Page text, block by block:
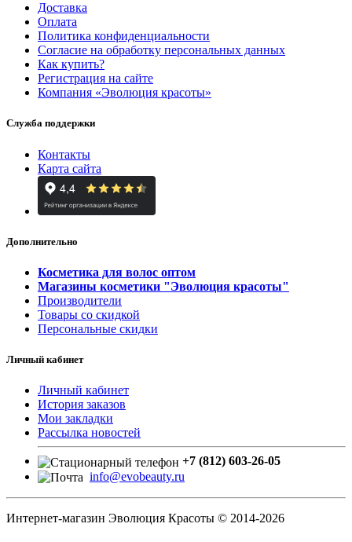
Доставка
Оплата
Политика конфиденциальности
Согласие на обработку персональных данных
Как купить?
Регистрация на сайте
Компания «Эволюция красоты»
Служба поддержки
Контакты
Карта сайта
Дополнительно
Косметика для волос оптом
Магазины косметики "Эволюция красоты"
Производители
Товары со скидкой
Персональные скидки
Личный кабинет
Личный кабинет
История заказов
Мои закладки
Рассылка новостей
+7 (812) 603-26-05
info@evobeauty.ru
Интернет-магазин Эволюция Красоты © 2014-2026